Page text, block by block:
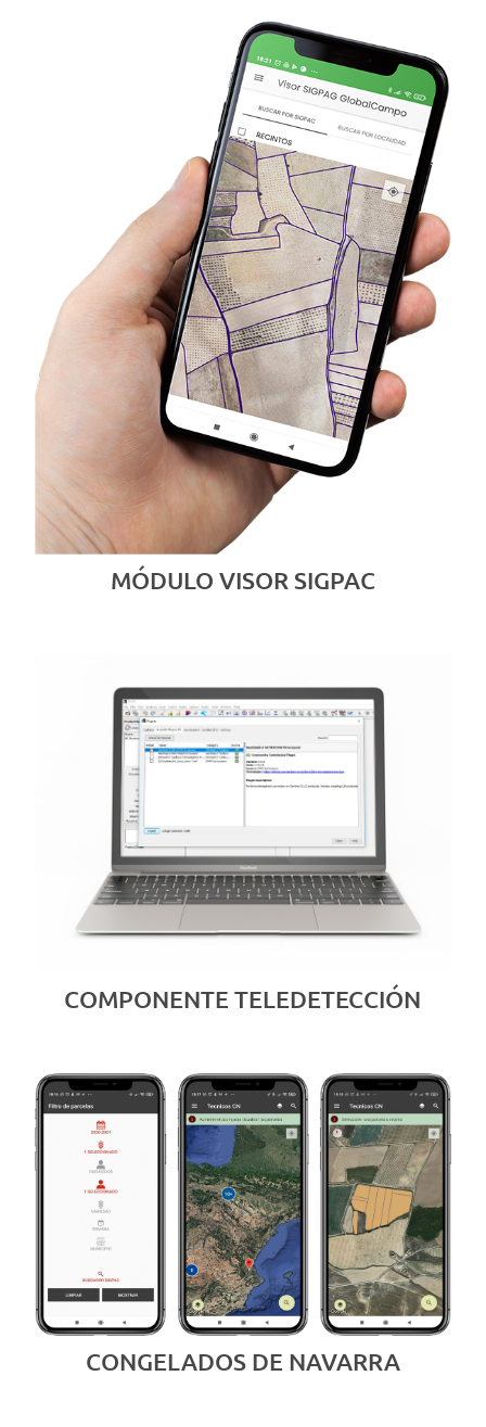
MÓDULO VISOR SIGPAC
COMPONENTE TELEDETECCIÓN
CONGELADOS DE NAVARRA